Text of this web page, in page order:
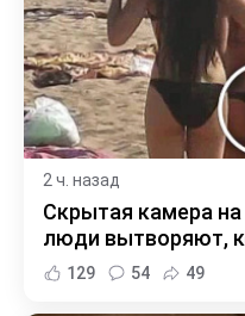
2 ч. назад
Скрытая камера
люди вытворяют,
129 54 49